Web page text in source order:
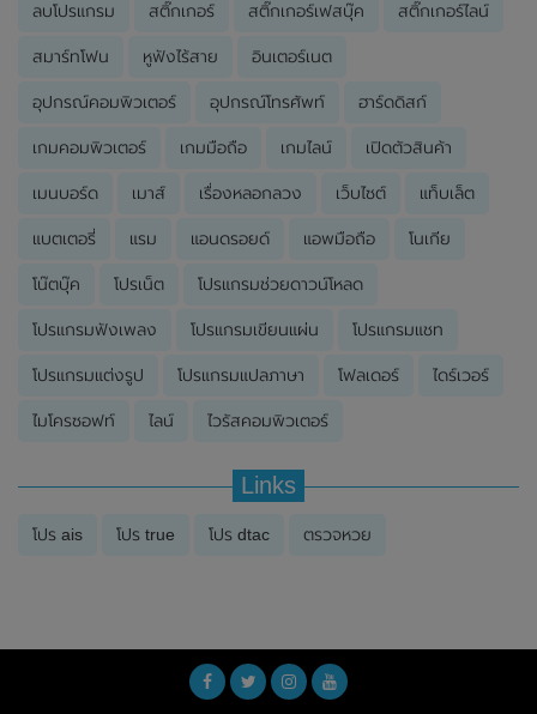
ลบโปรแกรม สติ๊กเกอร์ สติ๊กเกอร์เฟสบุ๊ค สติ๊กเกอร์ไลน์
สมาร์ทโฟน หูฟังไร้สาย อินเตอร์เนต
อุปกรณ์คอมพิวเตอร์ อุปกรณ์โทรศัพท์ ฮาร์ดดิสก์
เกมคอมพิวเตอร์ เกมมือถือ เกมไลน์ เปิดตัวสินค้า
เมนบอร์ด เมาส์ เรื่องหลอกลวง เว็บไซต์ แท็บเล็ต
แบตเตอรี่ แรม แอนดรอยด์ แอพมือถือ โนเกีย
โน๊ตบุ๊ค โปรเน็ต โปรแกรมช่วยดาวน์โหลด
โปรแกรมฟังเพลง โปรแกรมเขียนแผ่น โปรแกรมแชท
โปรแกรมแต่งรูป โปรแกรมแปลภาษา โฟลเดอร์ ไดร์เวอร์
ไมโครซอฟท์ ไลน์ ไวรัสคอมพิวเตอร์
Links
โปร ais โปร true โปร dtac ตรวจหวย